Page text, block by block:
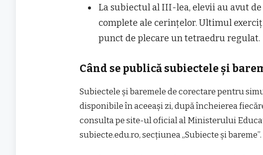
La subiectul al III-lea, elevii au avut
complete ale cerințelor. Ultimul
punct de plecare un tetraedru regulat.
Când se publică subiectele și
Subiectele și baremele de corectare pentru
disponibile în aceeași zi, după încheierea
consulta pe site-ul oficial al Ministerului
subiecte.edu.ro, secțiunea „Subiecte și bareme”.